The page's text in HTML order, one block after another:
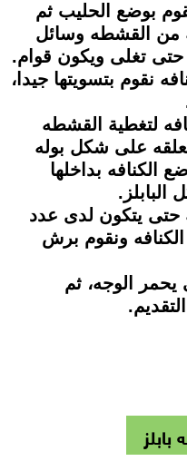
بوضع الحليب ثم
من القشطه وسائل
حتى تغلى ويكون قوام.
نقوم بتسويتها جيدا،
لتغطية القشطه
على شكل بوله
الكنافه بداخلها
حتى يتكون لدى عدد
ونقوم برش
يحمر الوجه، ثم